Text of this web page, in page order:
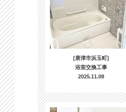
[唐津市浜玉町]
浴室交換工事
2025.11.08